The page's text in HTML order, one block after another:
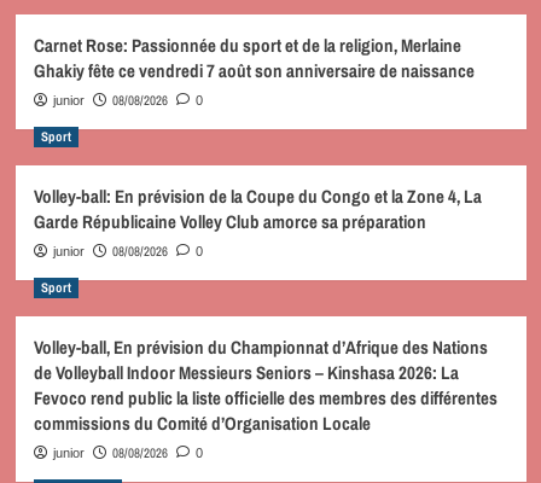
Carnet Rose: Passionnée du sport et de la religion, Merlaine
Ghakiy fête ce vendredi 7 août son anniversaire de naissance
junior 08/08/2026 0
Sport
Volley-ball: En prévision de la Coupe du Congo et la Zone 4, La
Garde Républicaine Volley Club amorce sa préparation
junior 08/08/2026 0
Sport
Volley-ball, En prévision du Championnat d’Afrique des Nations
de Volleyball Indoor Messieurs Seniors – Kinshasa 2026: La
Fevoco rend public la liste officielle des membres des différentes
commissions du Comité d’Organisation Locale
junior 08/08/2026 0